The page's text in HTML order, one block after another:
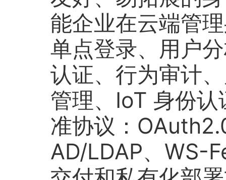
能企业在云端管
单点登录、用户
认证、行为审计
管理、IoT 身份
准协议：
AD/LDAP、WS-